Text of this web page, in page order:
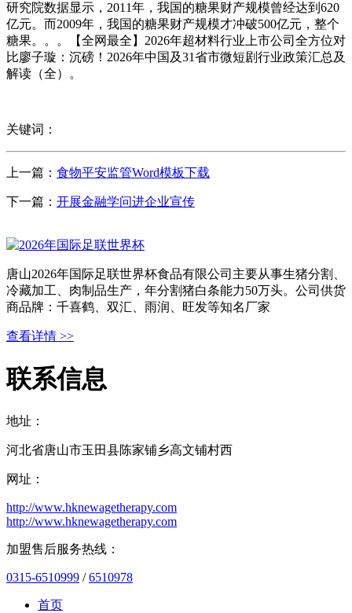
研究院数据显示，2011年，我国的糖果财产规模曾经达到620
亿元。而2009年，我国的糖果财产规模才冲破500亿元，整个
糖果。。。【全网最全】2026年超材料行业上市公司全方位对
比廖子璇：沉磅！2026年中国及31省市微短剧行业政策汇总及
解读（全）。
关键词：
上一篇： 食物平安监管Word模板下载
下一篇： 开展金融学问进企业宣传
唐山2026年国际足联世界杯食品有限公司主要从事生猪分割、
冷藏加工、肉制品生产，年分割猪白条能力50万头。公司供货
商品牌：千喜鹤、双汇、雨润、旺发等知名厂家
查看详情 >>
联系信息
地址：
河北省唐山市玉田县陈家铺乡高文铺村西
网址：
http://www.hknewagetherapy.com
http://www.hknewagetherapy.com
加盟售后服务热线：
0315-6510999 /6510978
首页